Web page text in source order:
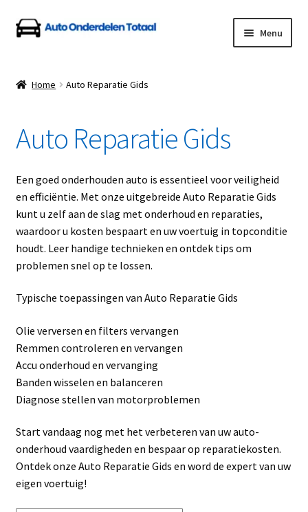
Ga
door
navigatie
Ga
naar
inhoud
Menu
Auto Onderdelen Shop
Betalen en Verzenden
Blog
Contact
Over Ons
Overzicht
Privacybeleid
Home Auto Reparatie Gids
Auto Reparatie Gids
Een goed onderhouden auto is essentieel voor veiligheid
en efficiëntie. Met onze uitgebreide Auto Reparatie Gids
kunt u zelf aan de slag met onderhoud en reparaties,
waardoor u kosten bespaart en uw voertuig in topconditie
houdt. Leer handige technieken en ontdek tips om
problemen snel op te lossen.
Typische toepassingen van Auto Reparatie Gids
Olie verversen en filters vervangen
Remmen controleren en vervangen
Accu onderhoud en vervanging
Banden wisselen en balanceren
Diagnose stellen van motorproblemen
Start vandaag nog met het verbeteren van uw auto-
onderhoud vaardigheden en bespaar op reparatiekosten.
Ontdek onze Auto Reparatie Gids en word de expert van uw
eigen voertuig!